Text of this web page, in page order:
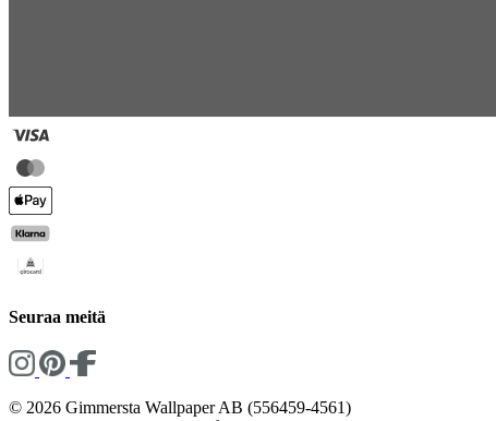
Seuraa meitä
© 2026 Gimmersta Wallpaper AB (556459-4561)